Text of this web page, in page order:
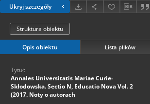
Ukryj szczegóły
Struktura obiektu
Opis obiektu Lista plików
Tytuł:
Annales Universitatis Mariae Curie-
Skłodowska. Sectio N, Educatio Nova Vol. 2
(2017. Noty o autorach